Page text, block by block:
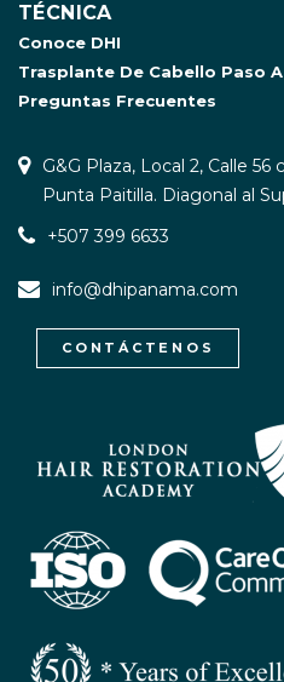
TÉCNICA
Conoce DHI
Trasplante De Cabello Paso
Preguntas Frecuentes
G&G Plaza, Local 2, Calle
Punta Paitilla. Diagonal al
+507 399 6633
info@dhipanama.com
CONTÁCTENOS